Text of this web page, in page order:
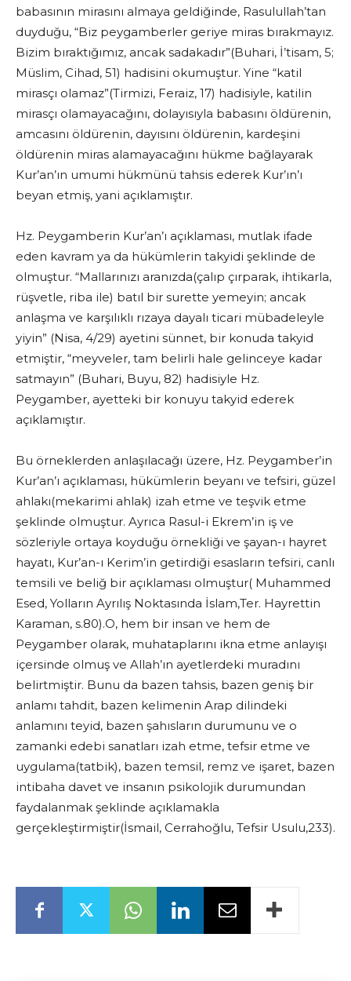
babasının mirasını almaya geldiğinde, Rasulullah’tan
duyduğu, “Biz peygamberler geriye miras bırakmayız.
Bizim bıraktığımız, ancak sadakadır”(Buhari, İ’tisam, 5;
Müslim, Cihad, 51) hadisini okumuştur. Yine “katil
mirasçı olamaz”(Tirmizi, Feraiz, 17) hadisiyle, katilin
mirasçı olamayacağını, dolayısıyla babasını öldürenin,
amcasını öldürenin, dayısını öldürenin, kardeşini
öldürenin miras alamayacağını hükme bağlayarak
Kur’an’ın umumi hükmünü tahsis ederek Kur’ın’ı
beyan etmiş, yani açıklamıştır.
Hz. Peygamberin Kur’an’ı açıklaması, mutlak ifade
eden kavram ya da hükümlerin takyidi şeklinde de
olmuştur. “Mallarınızı aranızda(çalıp çırparak, ihtikarla,
rüşvetle, riba ile) batıl bir surette yemeyin; ancak
anlaşma ve karşılıklı rızaya dayalı ticari mübadeleyle
yiyin” (Nisa, 4/29) ayetini sünnet, bir konuda takyid
etmiştir, “meyveler, tam belirli hale gelinceye kadar
satmayın” (Buhari, Buyu, 82) hadisiyle Hz.
Peygamber, ayetteki bir konuyu takyid ederek
açıklamıştır.
Bu örneklerden anlaşılacağı üzere, Hz. Peygamber’in
Kur’an’ı açıklaması, hükümlerin beyanı ve tefsiri, güzel
ahlakı(mekarimi ahlak) izah etme ve teşvik etme
şeklinde olmuştur. Ayrıca Rasul-i Ekrem’in iş ve
sözleriyle ortaya koyduğu örnekliği ve şayan-ı hayret
hayatı, Kur’an-ı Kerim’in getirdiği esasların tefsiri, canlı
temsili ve beliğ bir açıklaması olmuştur( Muhammed
Esed, Yolların Ayrılış Noktasında İslam,Ter. Hayrettin
Karaman, s.80).O, hem bir insan ve hem de
Peygamber olarak, muhataplarını ikna etme anlayışı
içersinde olmuş ve Allah’ın ayetlerdeki muradını
belirtmiştir. Bunu da bazen tahsis, bazen geniş bir
anlamı tahdit, bazen kelimenin Arap dilindeki
anlamını teyid, bazen şahısların durumunu ve o
zamanki edebi sanatları izah etme, tefsir etme ve
uygulama(tatbik), bazen temsil, remz ve işaret, bazen
intibaha davet ve insanın psikolojik durumundan
faydalanmak şeklinde açıklamakla
gerçekleştirmiştir(İsmail, Cerrahoğlu, Tefsir Usulu,233).